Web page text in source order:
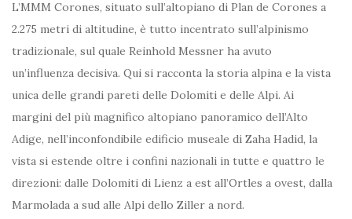
L’MMM Corones, situato sull’altopiano di Plan de Corones a
2.275 metri di altitudine, è tutto incentrato sull’alpinismo
tradizionale, sul quale Reinhold Messner ha avuto
un’influenza decisiva. Qui si racconta la storia alpina e la vista
unica delle grandi pareti delle Dolomiti e delle Alpi. Ai
margini del più magnifico altopiano panoramico dell’Alto
Adige, nell’inconfondibile edificio museale di Zaha Hadid, la
vista si estende oltre i confini nazionali in tutte e quattro le
direzioni: dalle Dolomiti di Lienz a est all’Ortles a ovest, dalla
Marmolada a sud alle Alpi dello Ziller a nord.